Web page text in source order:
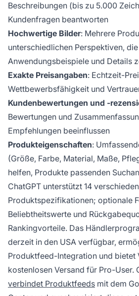
Beschreibungen (bis zu 5.000
Kundenfragen beantworten
Hochwertige Bilder: Mehrere
unterschiedlichen Perspektiven,
Anwendungsbeispiele und Details
Exakte Preisangaben: Echtzeit-
Wettbewerbsfähigkeit und
Kundenbewertungen und -
Bewertungen und
Empfehlungen beeinflussen
Produkteigenschaften:
(Größe, Farbe, Material, Maße,
helfen, Produkte passenden
ChatGPT unterstützt 14
Produktspezifikationen; optionale
Beliebtheitswerte und
Rankingvorteile. Das
derzeit in den USA verfügbar,
Produktfeed-Integration und bietet
kostenlosen Versand für Pro-User.
verbindet Produktfeeds mit dem